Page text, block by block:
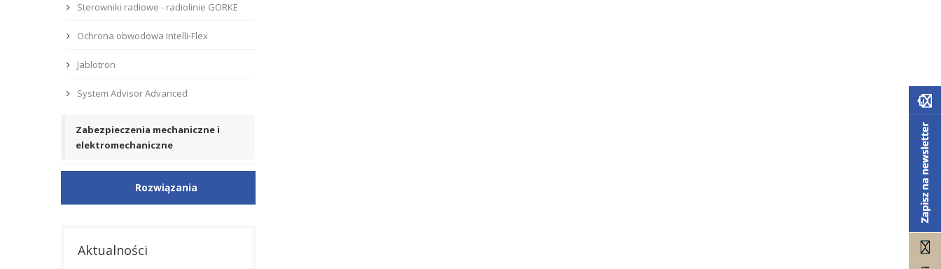
Sterowniki radiowe - radiolinie GORKE
Ochrona obwodowa Intelli-Flex
Jablotron
System Advisor Advanced
Zabezpieczenia mechaniczne i
elektromechaniczne
Rozwiązania
Aktualności